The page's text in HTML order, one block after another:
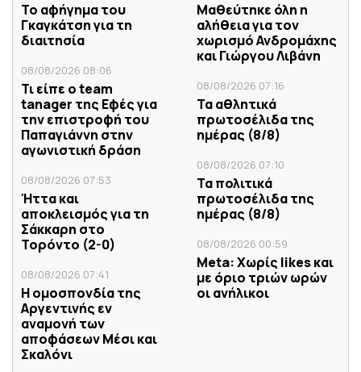
Το αφήγημα του
Γκαγκάτση για τη
διαιτησία
08/08/2026 08:06
Τι είπε ο team
tanager της Εφές για
την επιστροφή του
Παπαγιάννη στην
αγωνιστική δράση
08/08/2026 07:53
Ήττα και
αποκλεισμός για τη
Σάκκαρη στο
Τορόντο (2-0)
08/08/2026 07:41
Η ομοσπονδία της
Αργεντινής εν
αναμονή των
αποφάσεων Μέσι και
Σκαλόνι
Μαθεύτηκε όλη η
αλήθεια για τον
χωρισμό Ανδρομάχης
και Γιώργου Λιβάνη
08/08/2026 07:16
Τα αθλητικά
πρωτοσέλιδα της
ημέρας (8/8)
08/08/2026 07:10
Τα πολιτικά
πρωτοσέλιδα της
ημέρας (8/8)
08/08/2026 00:59
Meta: Χωρίς likes και
με όριο τριών ωρών
οι ανήλικοι